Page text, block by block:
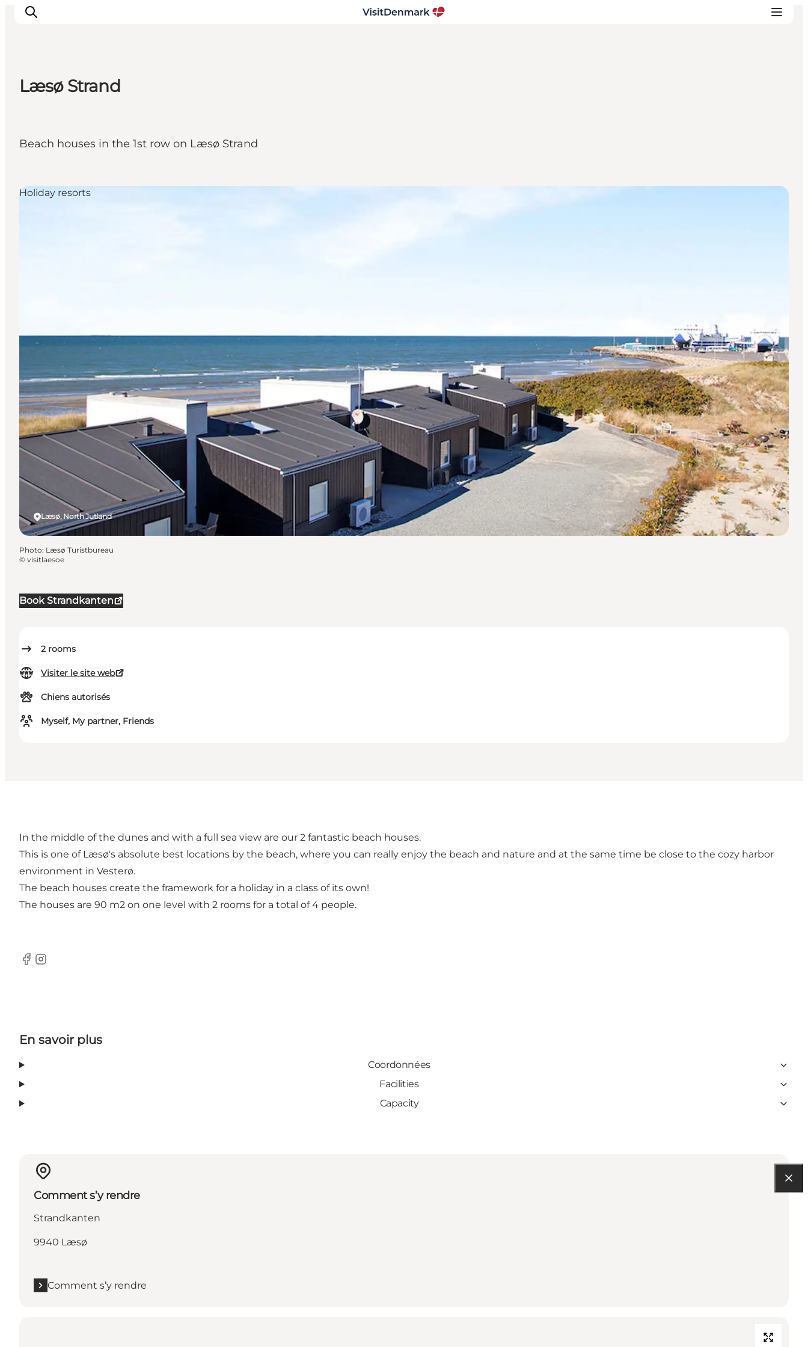
Quoi faire
Læsø Strand
Beach houses in the 1st row on Læsø Strand
Book Strandkanten
2 rooms
Visiter le site web
Chiens autorisés
Myself, My partner, Friends
Læsø, North Jutland
Holiday resorts
Photo: Læsø Turistbureau
© visitlaesoe
In the middle of the dunes and with a full sea view are our 2 fantastic beach houses.
This is one of Læsø's absolute best locations by the beach, where you can really enjoy the beach and nature and at the same time be close to the cozy harbor
environment in Vesterø.
The beach houses create the framework for a holiday in a class of its own!
The houses are 90 m2 on one level with 2 rooms for a total of 4 people.
Facebook
Instagram
En savoir plus
Coordonnées
Facilities
Capacity
Comment s’y rendre
Strandkanten
9940 Læsø
Comment s’y rendre